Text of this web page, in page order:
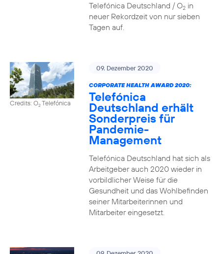
Telefónica Deutschland / O2in
neuer Rekordzeit von nur sieben
Tagen auf.
Credits: O2Telefónica
09. Dezember 2020
CORPORATE HEALTH AWARD 2020:
Telefónica
Deutschland erhält
Sonderpreis für
Pandemie-
Management
Telefónica Deutschland hat sich als
Arbeitgeber auch 2020 wieder in
vorbildlicher Weise für die
Gesundheit und das Wohlbefinden
seiner Mitarbeiterinnen und
Mitarbeiter eingesetzt.